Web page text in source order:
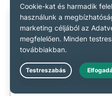
Növeld az
Rejtsd el az IP-címedet